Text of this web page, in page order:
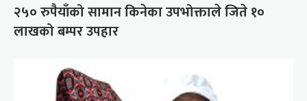
२५० रुपैयाँको सामान किनेका उपभोक्ताले जिते १०
लाखको बम्पर उपहार